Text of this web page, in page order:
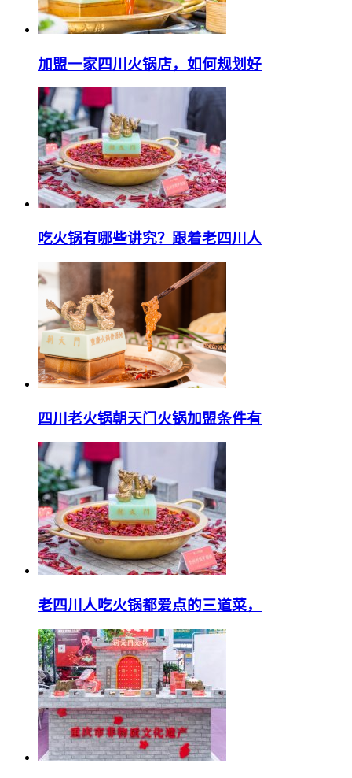
加盟一家四川火锅店，如何规划好
吃火锅有哪些讲究？跟着老四川人
四川老火锅朝天门火锅加盟条件有
老四川人吃火锅都爱点的三道菜，